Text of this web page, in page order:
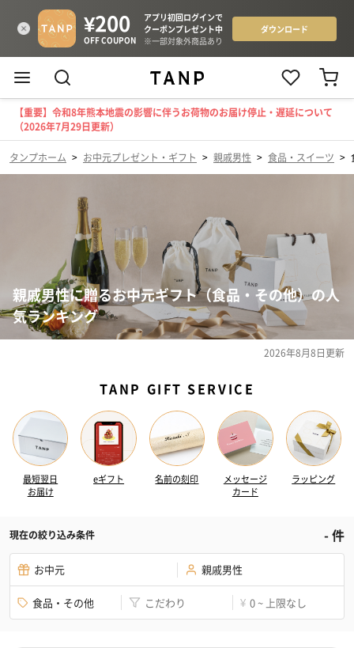
【重要】令和8年熊本地震の影響に伴うお荷物のお届け停止・遅延について
（2026年7月29日更新）
タンプホーム > お中元プレゼント・ギフト > 親戚男性 > 食品・スイーツ >
親戚男性に贈るお中元ギフト（食品・その他）の人
気ランキング
2026年8月8日更新
TANP GIFT SERVICE
最短翌日
お届け
eギフト 名前の刻印
メッセージ
カード
ラッピング
現在の絞り込み条件 -件
お中元 親戚男性
食品・その他 こだわり ¥ 0 ~ 上限なし